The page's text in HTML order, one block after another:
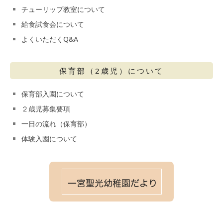
チューリップ教室について
給食試食会について
よくいただくQ&A
保育部（2歳児）について
保育部入園について
２歳児募集要項
一日の流れ（保育部）
体験入園について